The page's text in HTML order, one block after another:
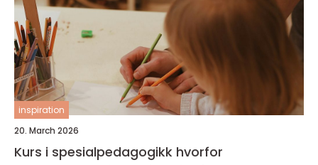
inspiration
20. March 2026
Kurs i spesialpedagogikk hvorfor